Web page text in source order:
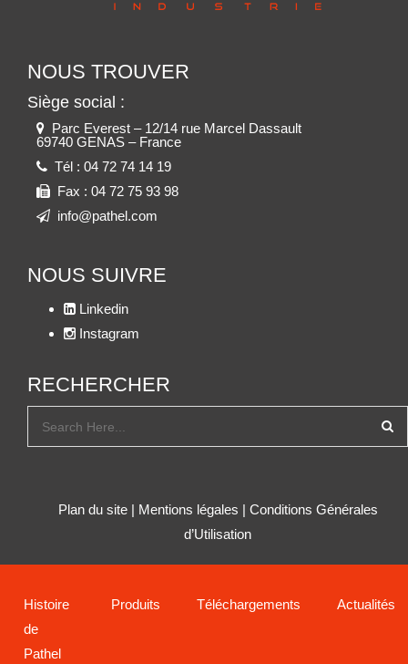
NOUS TROUVER
Siège social :
Parc Everest – 12/14 rue Marcel Dassault
69740 GENAS – France
Tél : 04 72 74 14 19
Fax : 04 72 75 93 98
info@pathel.com
NOUS SUIVRE
Linkedin
Instagram
RECHERCHER
Plan du site| Mentions légales | Conditions Générales
d’Utilisation
Histoire
de
Pathel
Produits Téléchargements Actualités